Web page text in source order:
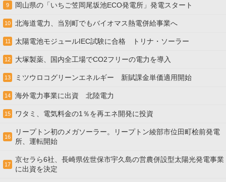
9 岡山県の「いちご笠岡尾坂池ECO発電所」発電スタート
10 北海道電力、当別町でもバイオマス熱電併給事業へ
11 太陽電池モジュールIEC試験に合格 トリナ・ソーラー
12 大塚製薬、国内全工場でCO2フリーの電力を導入
13 ミツウロコグリーンエネルギー 新賦課金単価適用開始
14 海外電力事業に出資 北陸電力
15 ワタミ、電気料金の1％を再エネ開発に投資
16
リープトン初のメガソーラー。リープトン綾部市位田町桧前発電
所、運転開始
17
京セラら6社、長崎県佐世保市宇久島の営農併設型太陽光発電事業
に出資を決定